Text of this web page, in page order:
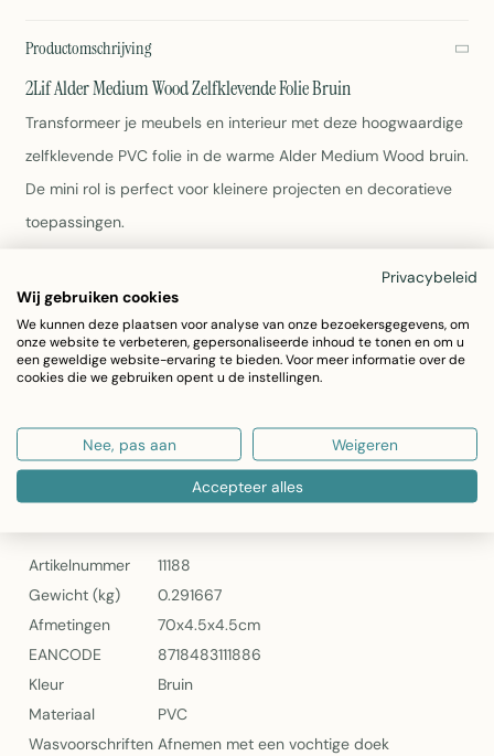
Productomschrijving
2Lif Alder Medium Wood Zelfklevende Folie Bruin
Transformeer je meubels en interieur met deze hoogwaardige
zelfklevende PVC folie in de warme Alder Medium Wood bruin.
De mini rol is perfect voor kleinere projecten en decoratieve
toepassingen.
Materiaal: Duurzaam PVC
Kleur: Bruin houtlook
Zelfklevend - gemakkelijk aan te brengen
Gewicht: 291 gram
Artikelnummer: 11188
2Lif Alder Medium Wood Zelfklevende Folie — Bruin
Specificaties
Artikelnummer
11188
Gewicht (kg)
0.291667
Afmetingen
70x4.5x4.5cm
EANCODE
8718483111886
Kleur
Bruin
Materiaal
PVC
Wasvoorschriften Afnemen met een vochtige doek
Privacybeleid
Wij gebruiken cookies
We kunnen deze plaatsen voor analyse van onze bezoekersgegevens, om
onze website te verbeteren, gepersonaliseerde inhoud te tonen en om u
een geweldige website-ervaring te bieden. Voor meer informatie over de
cookies die we gebruiken opent u de instellingen.
Nee, pas aan Weigeren
Accepteer alles